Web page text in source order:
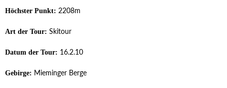
Höchster Punkt: 2208m
Art der Tour: Skitour
Datum der Tour: 16.2.10
Gebirge: Mieminger Berge